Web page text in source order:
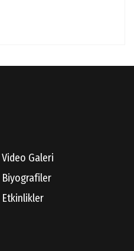
Video Galeri
Biyografiler
Etkinlikler